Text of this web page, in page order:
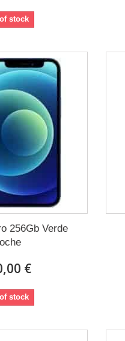
stock
256Gb Verde
€
stock